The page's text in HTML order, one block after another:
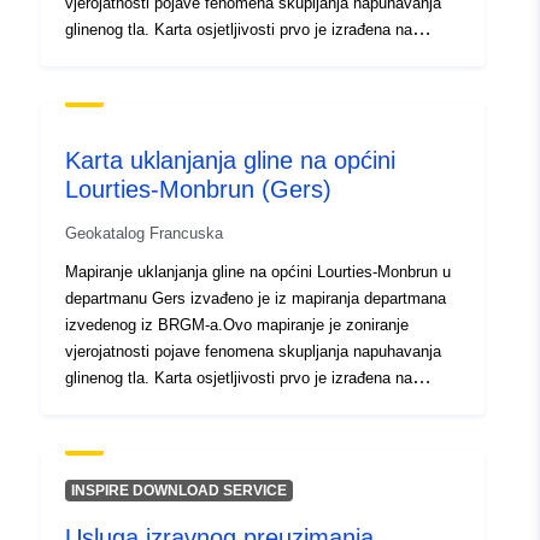
glinenog tla. Karta osjetljivosti prvo je izrađena na
obzir sljedeće čimbenike za svaku geološku formaciju:
udio puhanja minerala u fazi gline (mineraloški sastav);
geotehničko ponašanje materijala. Za svaku od
rezultat razine osjetljivosti koja se tako dobiva
gustoćom oticanja zlokobnog oticanja, prijavljenog na
100 km² stvarne urbanizirane površine iskopavanja.
Karta uklanjanja gline na općini
Lourties-Monbrun (Gers)
Geokatalog Francuska
Mapiranje uklanjanja gline na općini Lourties-Monbrun u
departmanu Gers izvađeno je iz mapiranja departmana
izvedenog iz BRGM-a.Ovo mapiranje je zoniranje
vjerojatnosti pojave fenomena skupljanja napuhavanja
glinenog tla. Karta osjetljivosti prvo je izrađena na
obzir sljedeće čimbenike za svaku geološku formaciju:
udio glinenog materijala u formaciji (litska analiza); —
INSPIRE DOWNLOAD SERVICE